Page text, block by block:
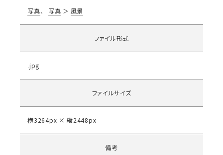
写真 写真 風景
ファイル形式
.jpg
ファイルサイズ
横3264px × 縦2448px
備考